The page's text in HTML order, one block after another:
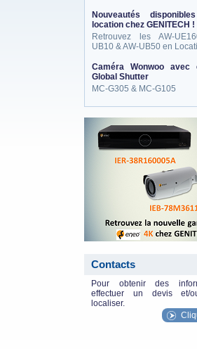
Nouveautés
location chez GENITECH !
Retrouvez les AW-
UB10 & AW-UB50 en
Caméra Wonwoo avec
Global Shutter
MC-G305 & MC-G105
Contacts
Pour obtenir des
effectuer un devis et/
localiser.